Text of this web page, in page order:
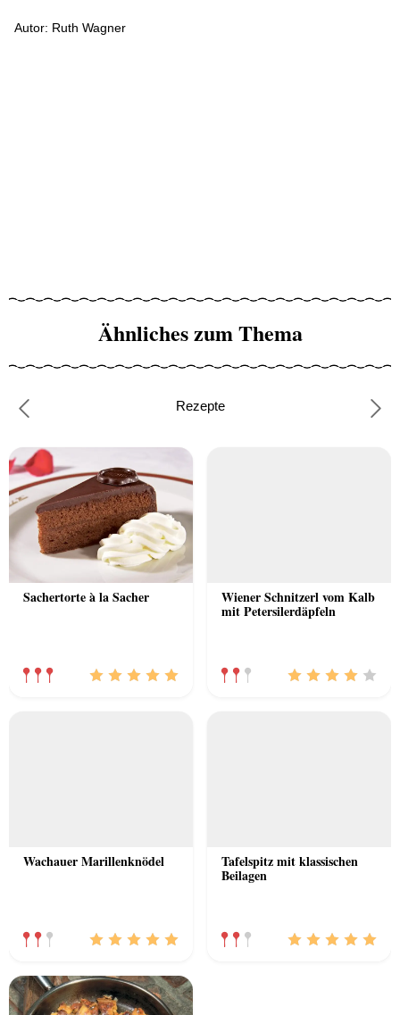
Autor: Ruth Wagner
Ähnliches zum Thema
Rezepte
Sachertorte à la Sacher Wiener Schnitzerl vom Kalb
mit Petersilerdäpfeln
Wachauer Marillenknödel Tafelspitz mit klassischen
Beilagen